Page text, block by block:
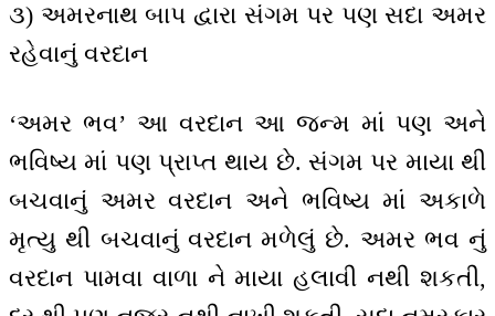
૩) અમરનાથ બાપ દ્વારા સંગમ પર પણ સદા અમર
રહેવાનું વરદાન
‘અમર ભવ’ આ વરદાન આ જન્મ માં પણ અને
ભવિષ્ય માં પણ પ્રાપ્ત થાય છે. સંગમ પર માયા થી
બચવાનું અમર વરદાન અને ભવિષ્ય માં અકાળે
મૃત્યુ થી બચવાનું વરદાન મળેલું છે. અમર ભવ નું
વરદાન પામવા વાળા ને માયા હલાવી નથી શકતી,